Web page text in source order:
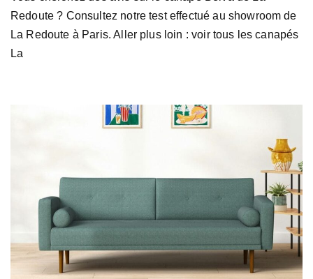
Redoute ? Consultez notre test effectué au showroom de
La Redoute à Paris. Aller plus loin : voir tous les canapés
La